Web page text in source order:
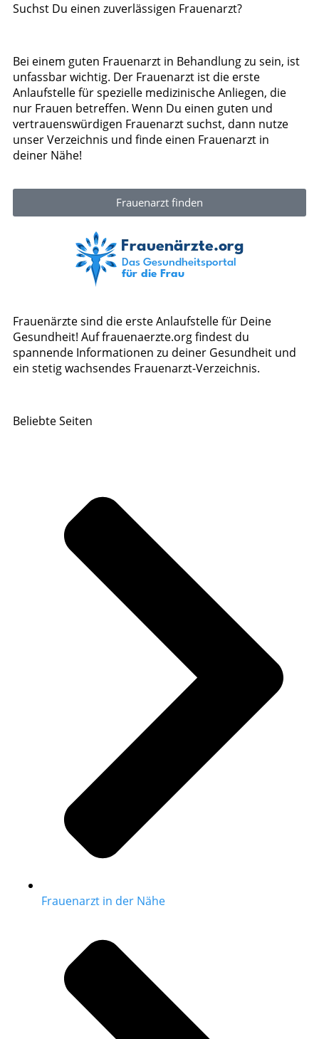
Suchst Du einen zuverlässigen Frauenarzt?
Bei einem guten Frauenarzt in Behandlung zu sein, ist
unfassbar wichtig. Der Frauenarzt ist die erste
Anlaufstelle für spezielle medizinische Anliegen, die
nur Frauen betreffen. Wenn Du einen guten und
vertrauenswürdigen Frauenarzt suchst, dann nutze
unser Verzeichnis und finde einen Frauenarzt in
deiner Nähe!
Frauenarzt finden
Frauenärzte sind die erste Anlaufstelle für Deine
Gesundheit! Auf frauenaerzte.org findest du
spannende Informationen zu deiner Gesundheit und
ein stetig wachsendes Frauenarzt-Verzeichnis.
Beliebte Seiten
Frauenarzt in der Nähe